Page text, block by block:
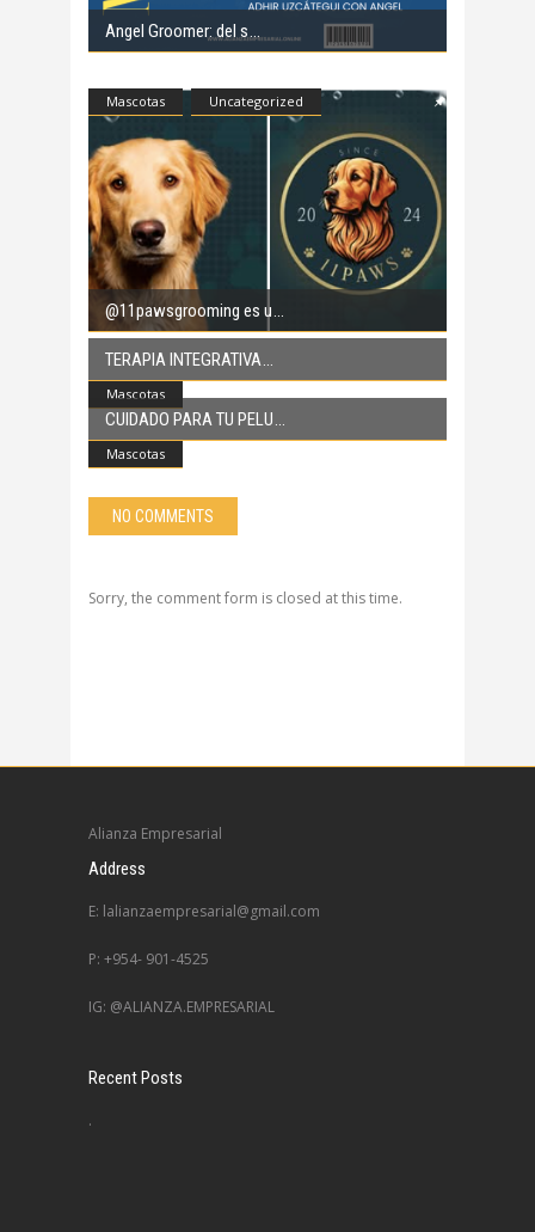
Angel Groomer: del s
Mascotas Uncategorized
@11pawsgrooming es u
Mascotas
TERAPIA INTEGRATIVA
Mascotas
CUIDADO PARA TU PELU
NO COMMENTS
Sorry, the comment form is closed at this time.
Alianza Empresarial
Address
E: lalianzaempresarial@gmail.com
P: +954- 901-4525
IG: @ALIANZA.EMPRESARIAL
Recent Posts
.